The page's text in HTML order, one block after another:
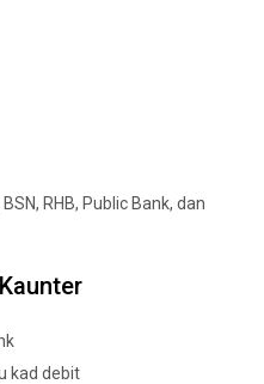
RHB, Public Bank, dan
kad debit